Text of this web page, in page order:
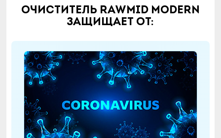
Очиститель RAWMID Modern
защищает от: